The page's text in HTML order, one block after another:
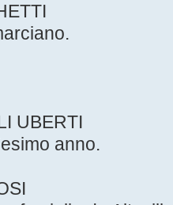
UBERTI
anno.